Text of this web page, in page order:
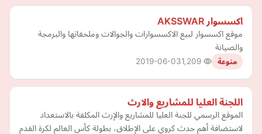
اكسسوار AKSSWAR
موقع اكسسوار لبيع الاكسسوارات والجوالات وملحقاتها والبرمجة
والصيانة
منوعة 2019-06-03
اللجنة العليا للمشاريع والارث
الموقع الرسمي للجنة العليا للمشاريع والإرث المكلفة بالاستعداد
لاستضافة أهم حدث كروي على الإطلاق، بطولة كأس العالم لكرة القدم